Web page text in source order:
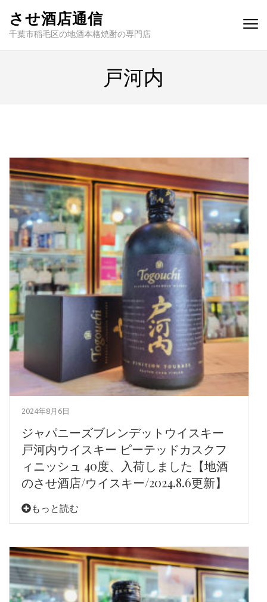
させ酒店通信
千葉市稲毛区の地酒本格焼酎の専門店
戸河内
2024年8月6日
ジャパニーズブレンデットウイスキー
戸河内ウイスキー ピーテッドカスクフ
ィニッシュ 40度、入荷しました【地酒
のさせ酒店/ウイスキー/2024.8.6更新】
もっと読む